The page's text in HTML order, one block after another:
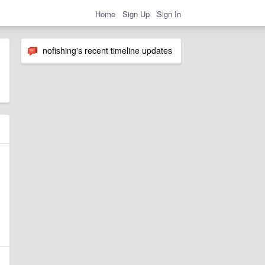
Home Sign Up Sign In
nofishing's recent timeline updates